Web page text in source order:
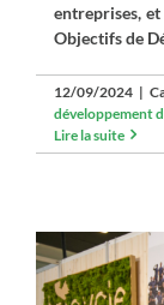
entreprises,
Objectifs de
12/09/2024 |
développement
Lire la suite